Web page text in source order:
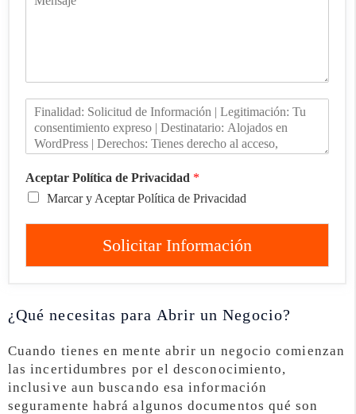
Aceptar Política de Privacidad *
Marcar y Aceptar Política de Privacidad
Solicitar Información
¿Qué necesitas para Abrir un Negocio?
Cuando tienes en mente abrir un negocio comienzan
las incertidumbres por el desconocimiento,
inclusive aun buscando esa información
seguramente habrá algunos documentos qué son